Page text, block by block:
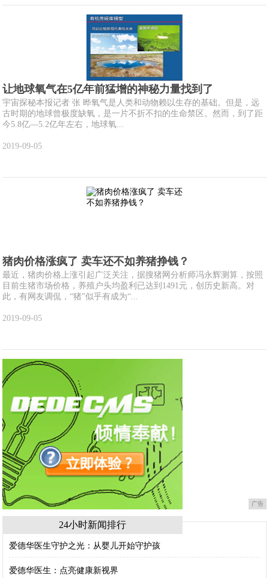
让地球氧气在5亿年前猛增的神秘力量找到了
宇宙探秘本报记者 张 晔氧气是人类和动物赖以生存的基础。但是，远
古时期的地球曾极度缺氧，是一片不折不扣的生命禁区。然而，到了距
今5.8亿—5.2亿年左右，地球氧...
2019-09-05
猪肉价格涨疯了 卖车还不如养猪挣钱？
最近，猪肉价格上涨引起广泛关注，据搜猪网分析师冯永辉测算，按照
目前生猪市场价格，养殖户头均盈利已达到1491元，创历史新高。对
此，有网友调侃，“猪”似乎有成为“...
2019-09-05
广告
24小时新闻排行
爱德华医生守护之光：从婴儿开始守护孩
爱德华医生：点亮健康新视界